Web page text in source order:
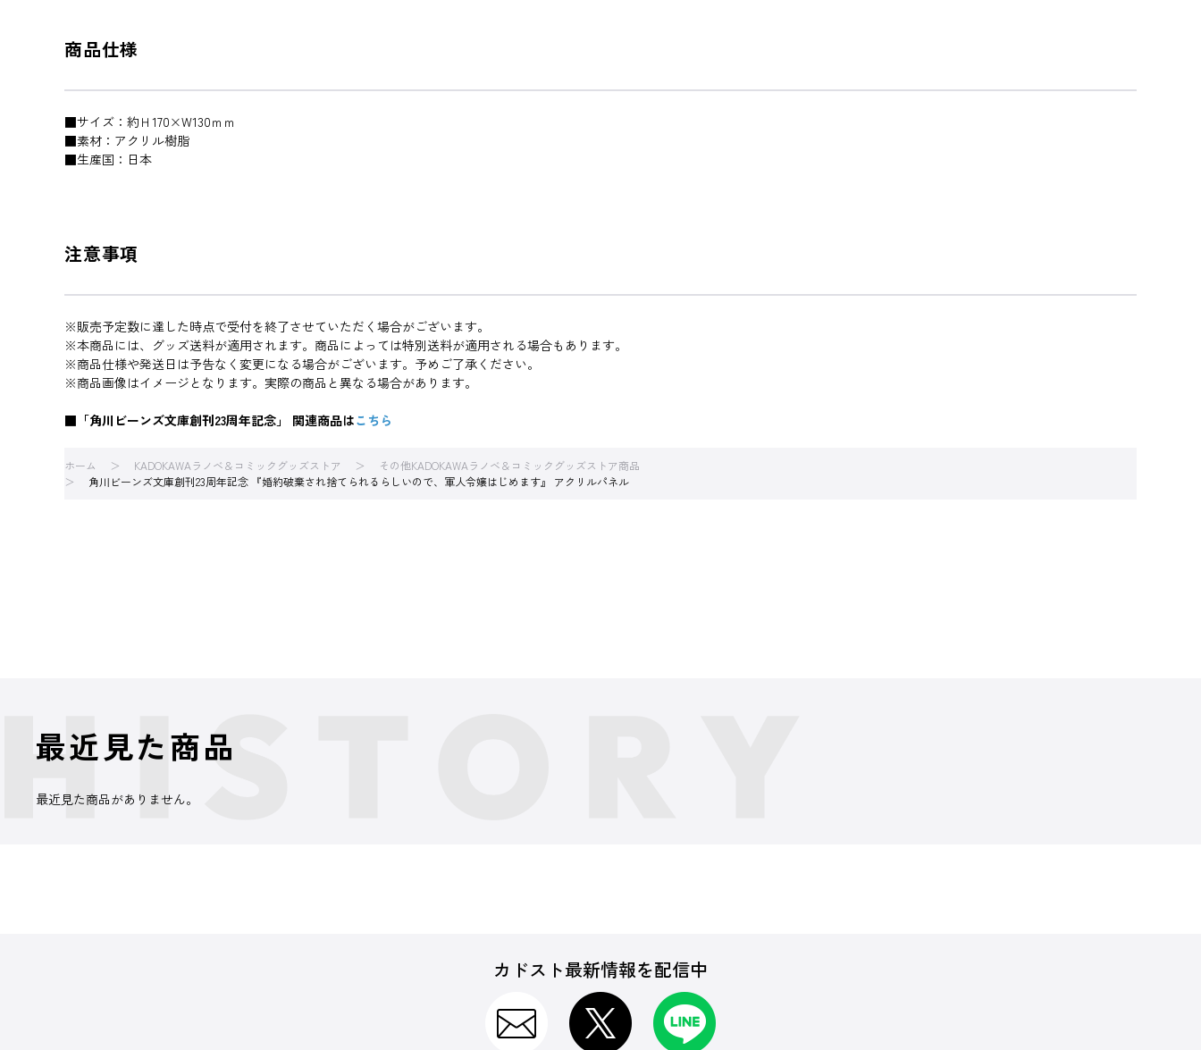
商品仕様
■サイズ：約Ｈ170×W130ｍｍ
■素材：アクリル樹脂
■生産国：日本
注意事項
※販売予定数に達した時点で受付を終了させていただく場合がございます。
※本商品には、グッズ送料が適用されます。商品によっては特別送料が適用される場合もあります。
※商品仕様や発送日は予告なく変更になる場合がございます。予めご了承ください。
※商品画像はイメージとなります。実際の商品と異なる場合があります。
■「角川ビーンズ文庫創刊23周年記念」 関連商品はこちら
ホーム KADOKAWAラノベ＆コミックグッズストア
その他KADOKAWAラノベ＆コミックグッズストア商品
角川ビーンズ文庫創刊23周年記念 『婚約破棄され捨てられるらしいので、軍人令嬢はじめます』 アクリルパネル
最近見た商品
最近見た商品がありません。
カドスト最新情報を配信中